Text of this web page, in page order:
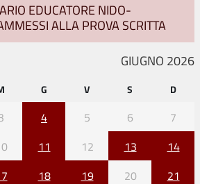
EDUCATORE NIDO-
ALLA PROVA SCRITTA
GIUGNO 2026
G V S D
4 5 6
7
11 12 13
14
18 19 20
21